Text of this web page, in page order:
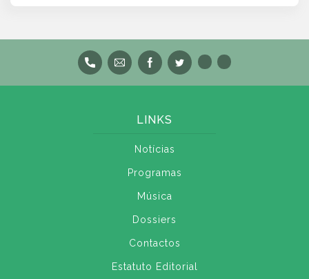
LINKS
Notícias
Programas
Música
Dossiers
Contactos
Estatuto Editorial